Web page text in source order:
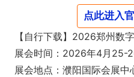
点此进入
【自行下载】2026郑州数
展会时间：2026年4月25-
展会地点：濮阳国际会展中